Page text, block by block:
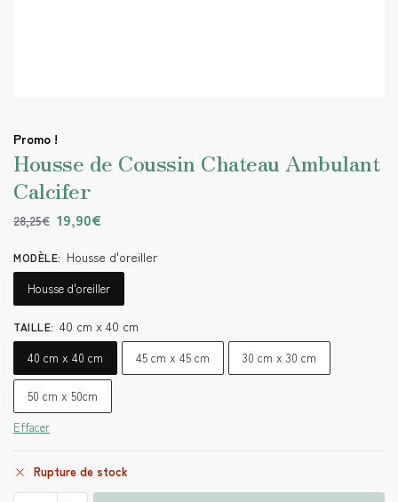
Promo !
Housse de Coussin Chateau Ambulant
Calcifer
28,25€ 19,90€
MODÈLE: Housse d'oreiller
Housse d'oreiller
TAILLE: 40 cm x 40 cm
40 cm x 40 cm 45 cm x 45 cm 30 cm x 30 cm
50 cm x 50cm
Effacer
Rupture de stock